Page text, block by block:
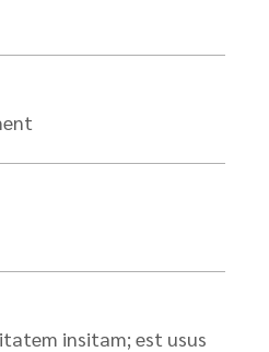
insitam; est usus